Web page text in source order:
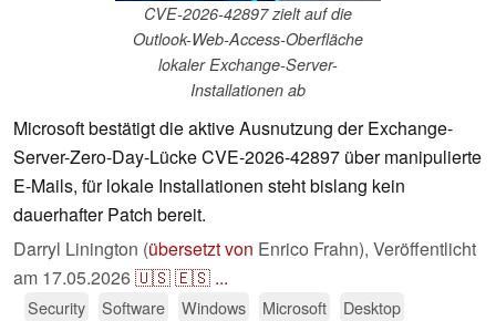
CVE-2026-42897 zielt auf die
Outlook-Web-Access-Oberfläche
lokaler Exchange-Server-
Installationen ab
Microsoft bestätigt die aktive Ausnutzung der Exchange-
Server-Zero-Day-Lücke CVE-2026-42897 über manipulierte
E-Mails, für lokale Installationen steht bislang kein
dauerhafter Patch bereit.
Darryl Linington (übersetzt von Enrico Frahn), Veröffentlicht
am 17.05.2026🇺🇸🇪🇸 ...
Security Software Windows Microsoft
Desktop